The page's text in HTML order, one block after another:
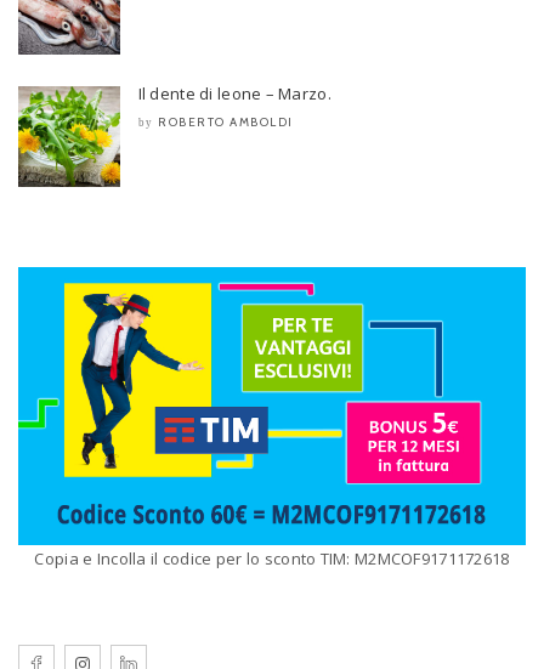
Il dente di leone – Marzo.
by ROBERTO AMBOLDI
Copia e Incolla il codice per lo sconto TIM: M2MCOF9171172618